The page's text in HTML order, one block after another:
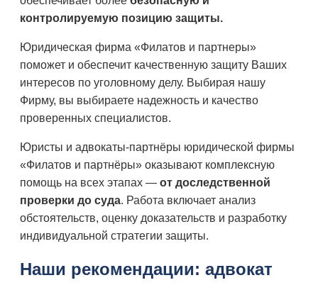
контролируемую позицию защиты.
Юридическая фирма «Филатов и партнеры»
поможет и обеспечит качественную защиту Ваших
интересов по уголовному делу. Выбирая нашу
Фирму, вы выбираете надежность и качество
проверенных специалистов.
Юристы и адвокаты-партнёры юридической фирмы
«Филатов и партнёры» оказывают комплексную
помощь на всех этапах — от доследственной
проверки до суда. Работа включает анализ
обстоятельств, оценку доказательств и разработку
индивидуальной стратегии защиты.
Наши рекомендации: адвокат